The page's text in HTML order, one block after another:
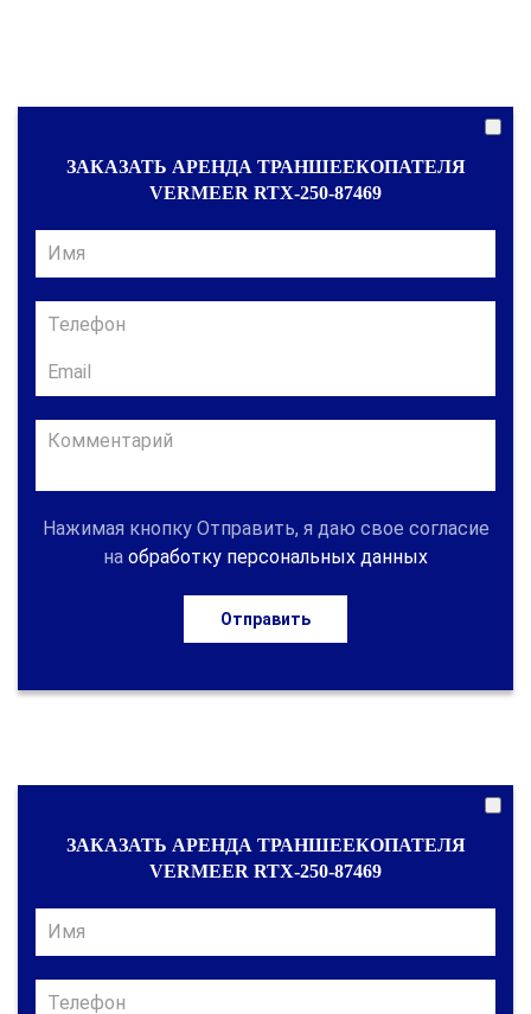
ЗАКАЗАТЬ АРЕНДА ТРАНШЕЕКОПАТЕЛЯ
VERMEER RTX-250-87469
Нажимая кнопку Отправить, я даю свое согласие
на обработку персональных данных
Отправить
ЗАКАЗАТЬ АРЕНДА ТРАНШЕЕКОПАТЕЛЯ
VERMEER RTX-250-87469